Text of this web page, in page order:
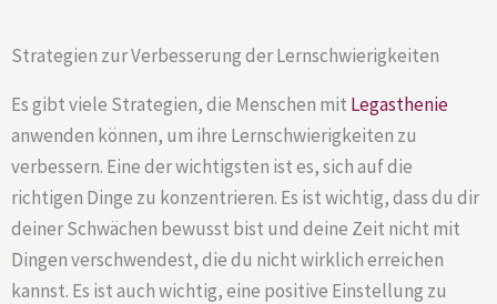
Strategien zur Verbesserung der Lernschwierigkeiten
Es gibt viele Strategien, die Menschen mit Legasthenie
anwenden können, um ihre Lernschwierigkeiten zu
verbessern. Eine der wichtigsten ist es, sich auf die
richtigen Dinge zu konzentrieren. Es ist wichtig, dass du dir
deiner Schwächen bewusst bist und deine Zeit nicht mit
Dingen verschwendest, die du nicht wirklich erreichen
kannst. Es ist auch wichtig, eine positive Einstellung zu